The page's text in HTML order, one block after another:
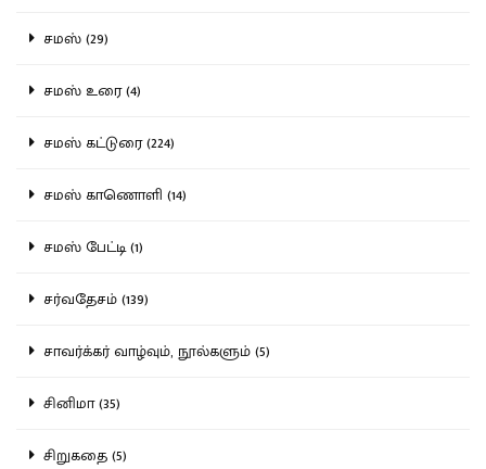
சமஸ் (29)
சமஸ் உரை (4)
சமஸ் கட்டுரை (224)
சமஸ் காணொளி (14)
சமஸ் பேட்டி (1)
சர்வதேசம் (139)
சாவர்க்கர் வாழ்வும், நூல்களும் (5)
சினிமா (35)
சிறுகதை (5)